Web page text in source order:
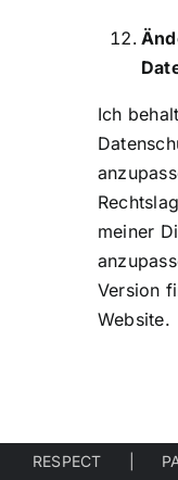
Ich
meiner
Version
Website.
RESPECT